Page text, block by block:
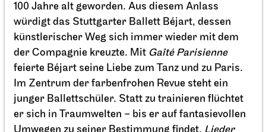
100 Jahre alt geworden. Aus diesem Anlass
würdigt das Stuttgarter Ballett Béjart, dessen
künstlerischer Weg sich immer wieder mit dem
der Compagnie kreuzte. Mit Gaîté Parisienne
feierte Béjart seine Liebe zum Tanz und zu Paris.
Im Zentrum der farbenfrohen Revue steht ein
junger Ballettschüler. Statt zu trainieren flüchtet
er sich in Traumwelten – bis er auf fantasievollen